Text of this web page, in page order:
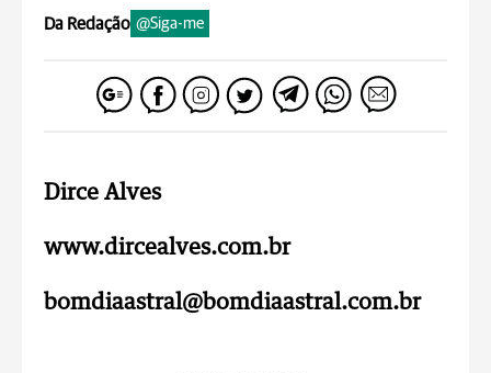
Da Redação @Siga-me
Dirce Alves
www.dircealves.com.br
bomdiaastral@bomdiaastral.com.br